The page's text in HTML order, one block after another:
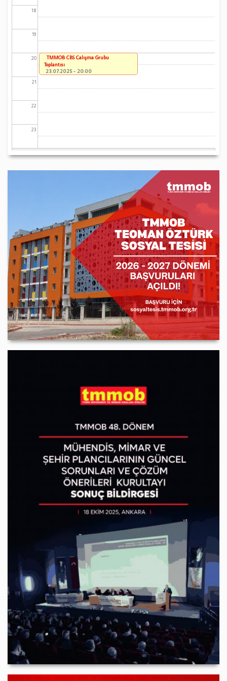
18
19
20
21
22
23
TMMOB CBS Çalışma Grubu
Toplantısı
23.07.2025 - 20:00